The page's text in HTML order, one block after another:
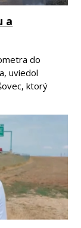
a
do
uviedol
ktorý